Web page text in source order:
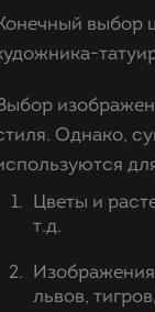
выбор
Однако,
Цветы и
т.д.
львов,